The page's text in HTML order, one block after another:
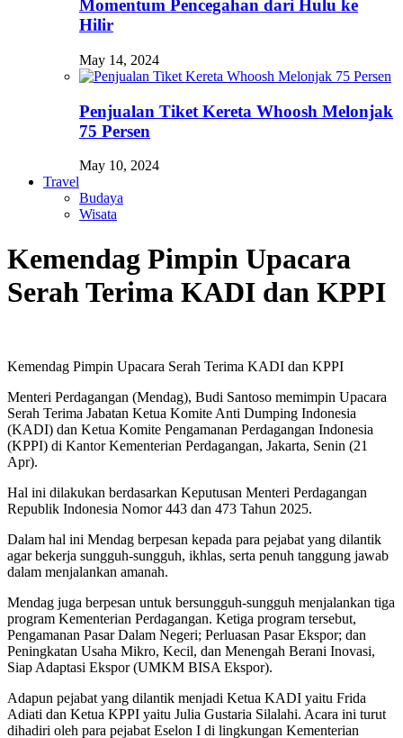
Momentum Pencegahan dari Hulu ke
Hilir
May 14, 2024
Penjualan Tiket Kereta Whoosh Melonjak
75 Persen
May 10, 2024
Travel
Budaya
Wisata
Kemendag Pimpin Upacara
Serah Terima KADI dan KPPI
Kemendag Pimpin Upacara Serah Terima KADI dan KPPI
Menteri Perdagangan (Mendag), Budi Santoso memimpin Upacara
Serah Terima Jabatan Ketua Komite Anti Dumping Indonesia
(KADI) dan Ketua Komite Pengamanan Perdagangan Indonesia
(KPPI) di Kantor Kementerian Perdagangan, Jakarta, Senin (21
Apr).
Hal ini dilakukan berdasarkan Keputusan Menteri Perdagangan
Republik Indonesia Nomor 443 dan 473 Tahun 2025.
Dalam hal ini Mendag berpesan kepada para pejabat yang dilantik
agar bekerja sungguh-sungguh, ikhlas, serta penuh tanggung jawab
dalam menjalankan amanah.
Mendag juga berpesan untuk bersungguh-sungguh menjalankan tiga
program Kementerian Perdagangan. Ketiga program tersebut,
Pengamanan Pasar Dalam Negeri; Perluasan Pasar Ekspor; dan
Peningkatan Usaha Mikro, Kecil, dan Menengah Berani Inovasi,
Siap Adaptasi Ekspor (UMKM BISA Ekspor).
Adapun pejabat yang dilantik menjadi Ketua KADI yaitu Frida
Adiati dan Ketua KPPI yaitu Julia Gustaria Silalahi. Acara ini turut
dihadiri oleh para pejabat Eselon I di lingkungan Kementerian